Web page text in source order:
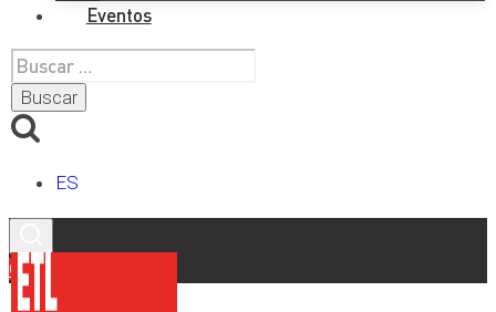
Eventos
Buscar:
ES
Contacto